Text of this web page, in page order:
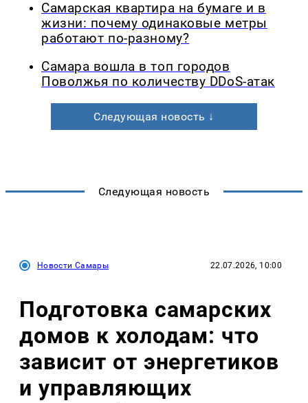
Самарская квартира на бумаге и в
жизни: почему одинаковые метры
работают по-разному?
Самара вошла в топ городов
Поволжья по количеству DDoS-атак
Следующая новость ↓
Следующая новость
Новости Самары 22.07.2026, 10:00
Подготовка самарских
домов к холодам: что
зависит от энергетиков
и управляющих